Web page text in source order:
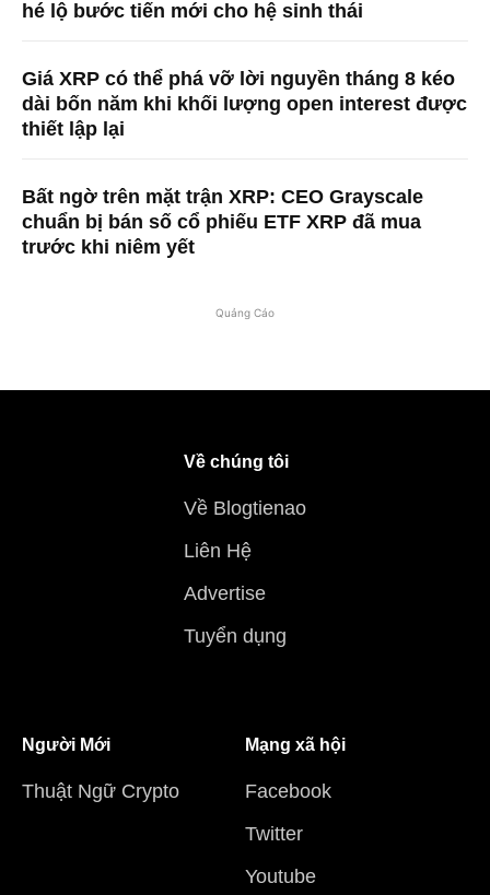
hé lộ bước tiến mới cho hệ sinh thái
Giá XRP có thể phá vỡ lời nguyền tháng 8 kéo
dài bốn năm khi khối lượng open interest được
thiết lập lại
Bất ngờ trên mặt trận XRP: CEO Grayscale
chuẩn bị bán số cổ phiếu ETF XRP đã mua
trước khi niêm yết
Quảng Cáo
Về chúng tôi
Về Blogtienao
Liên Hệ
Advertise
Tuyển dụng
Người Mới
Thuật Ngữ Crypto
Mạng xã hội
Facebook
Twitter
Youtube